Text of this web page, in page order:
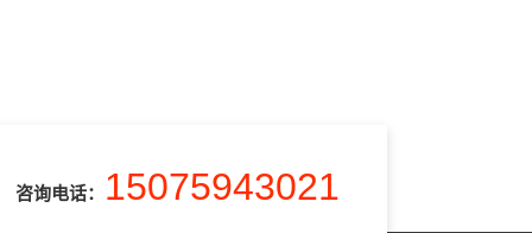
咨询电话： 15075943021